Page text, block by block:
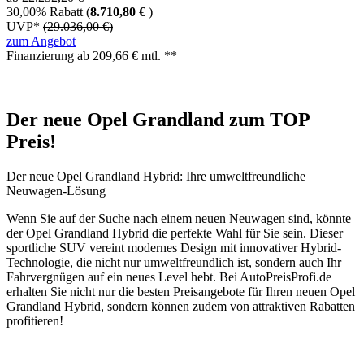
30,00% Rabatt (8.710,80 € )
UVP* (29.036,00 €)
zum Angebot
Finanzierung ab 209,66 € mtl. **
Der neue Opel Grandland zum TOP
Preis!
Der neue Opel Grandland Hybrid: Ihre umweltfreundliche
Neuwagen-Lösung
Wenn Sie auf der Suche nach einem neuen Neuwagen sind, könnte
der Opel Grandland Hybrid die perfekte Wahl für Sie sein. Dieser
sportliche SUV vereint modernes Design mit innovativer Hybrid-
Technologie, die nicht nur umweltfreundlich ist, sondern auch Ihr
Fahrvergnügen auf ein neues Level hebt. Bei AutoPreisProfi.de
erhalten Sie nicht nur die besten Preisangebote für Ihren neuen Opel
Grandland Hybrid, sondern können zudem von attraktiven Rabatten
profitieren!